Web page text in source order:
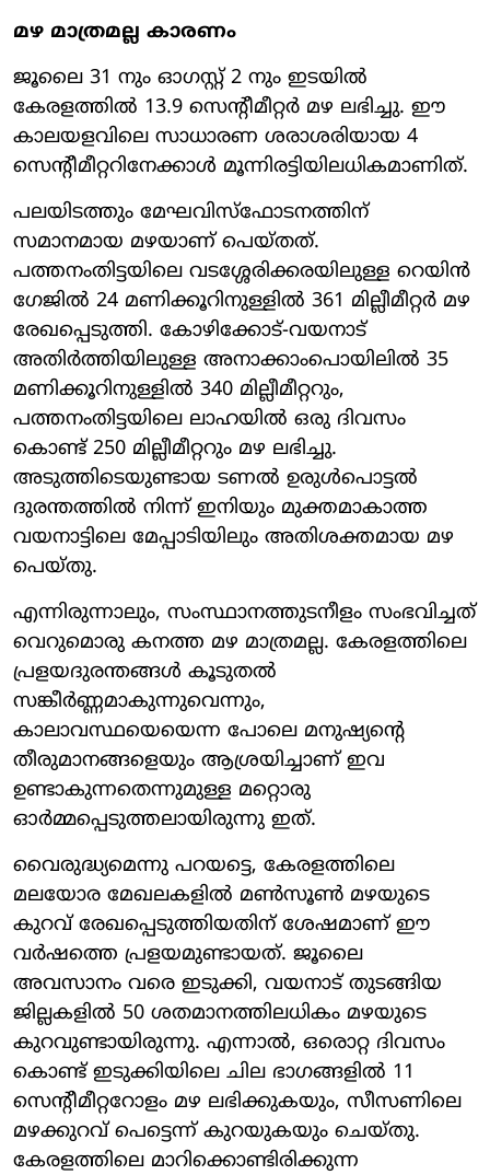
മഴ മാത്രമല്ല കാരണം
ജൂലൈ 31 നും ഓഗസ്റ്റ് 2 നും ഇടയിൽ
കേരളത്തിൽ 13.9 സെന്റീമീറ്റർ മഴ ലഭിച്ചു. ഈ
കാലയളവിലെ സാധാരണ ശരാശരിയായ 4
സെന്റീമീറ്ററിനേക്കാൾ മൂന്നിരട്ടിയിലധികമാണിത്.
പലയിടത്തും മേഘവിസ്ഫോടനത്തിന്
സമാനമായ മഴയാണ് പെയ്തത്.
പത്തനംതിട്ടയിലെ വടശ്ശേരിക്കരയിലുള്ള റെയിൻ
ഗേജിൽ 24 മണിക്കൂറിനുള്ളിൽ 361 മില്ലീമീറ്റർ മഴ
രേഖപ്പെടുത്തി. കോഴിക്കോട്-വയനാട്
അതിർത്തിയിലുള്ള അനാക്കാംപൊയിലിൽ 35
മണിക്കൂറിനുള്ളിൽ 340 മില്ലീമീറ്ററും,
പത്തനംതിട്ടയിലെ ലാഹയിൽ ഒരു ദിവസം
കൊണ്ട് 250 മില്ലീമീറ്ററും മഴ ലഭിച്ചു.
അടുത്തിടെയുണ്ടായ ടണൽ ഉരുൾപൊട്ടൽ
ദുരന്തത്തിൽ നിന്ന് ഇനിയും മുക്തമാകാത്ത
വയനാട്ടിലെ മേപ്പാടിയിലും അതിശക്തമായ മഴ
പെയ്തു.
എന്നിരുന്നാലും, സംസ്ഥാനത്തുടനീളം സംഭവിച്ചത്
വെറുമൊരു കനത്ത മഴ മാത്രമല്ല. കേരളത്തിലെ
പ്രളയദുരന്തങ്ങൾ കൂടുതൽ
സങ്കീർണ്ണമാകുന്നുവെന്നും,
കാലാവസ്ഥയെയെന്ന പോലെ മനുഷ്യന്റെ
തീരുമാനങ്ങളെയും ആശ്രയിച്ചാണ് ഇവ
ഉണ്ടാകുന്നതെന്നുമുള്ള മറ്റൊരു
ഓർമ്മപ്പെടുത്തലായിരുന്നു ഇത്.
വൈരുദ്ധ്യമെന്നു പറയട്ടെ, കേരളത്തിലെ
മലയോര മേഖലകളിൽ മൺസൂൺ മഴയുടെ
കുറവ് രേഖപ്പെടുത്തിയതിന് ശേഷമാണ് ഈ
വർഷത്തെ പ്രളയമുണ്ടായത്. ജൂലൈ
അവസാനം വരെ ഇടുക്കി, വയനാട് തുടങ്ങിയ
ജില്ലകളിൽ 50 ശതമാനത്തിലധികം മഴയുടെ
കുറവുണ്ടായിരുന്നു. എന്നാൽ, ഒരൊറ്റ ദിവസം
കൊണ്ട് ഇടുക്കിയിലെ ചില ഭാഗങ്ങളിൽ 11
സെന്റീമീറ്ററോളം മഴ ലഭിക്കുകയും, സീസണിലെ
മഴക്കുറവ് പെട്ടെന്ന് കുറയുകയും ചെയ്തു.
കേരളത്തിലെ മാറിക്കൊണ്ടിരിക്കുന്ന